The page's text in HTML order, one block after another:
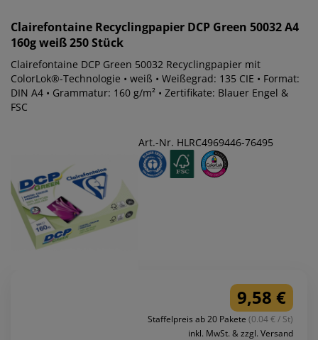
Clairefontaine Recyclingpapier DCP Green 50032 A4
160g weiß 250 Stück
Clairefontaine DCP Green 50032 Recyclingpapier mit
ColorLok®-Technologie • weiß • Weißegrad: 135 CIE • Format:
DIN A4 • Grammatur: 160 g/m² • Zertifikate: Blauer Engel &
FSC
Art.-Nr. HLRC4969446-76495
9,58 €
Staffelpreis ab 20 Pakete (0.04 € / St)
inkl. MwSt. & zzgl. Versand